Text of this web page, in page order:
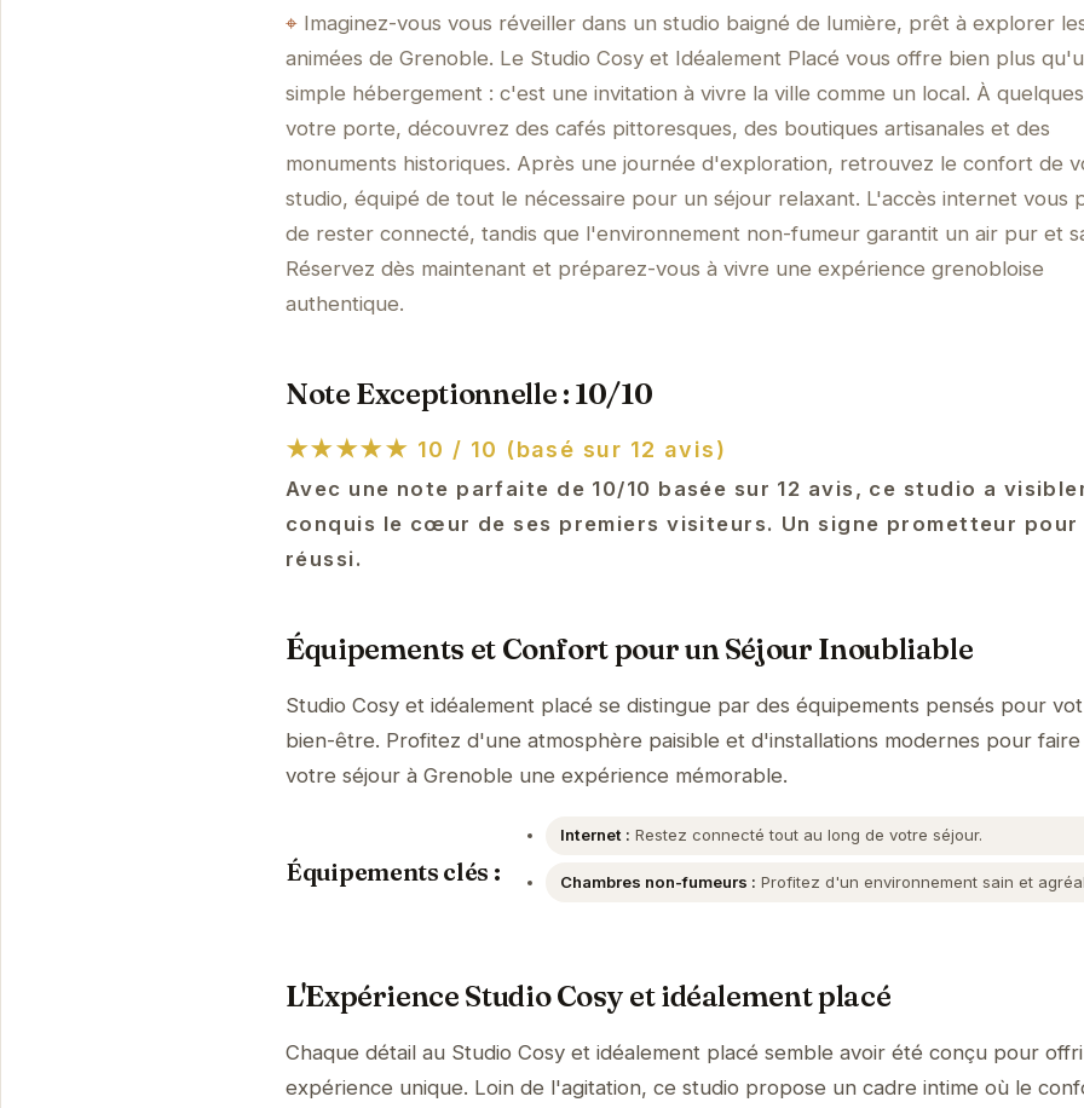
Imaginez-vous vous réveiller dans un studio baigné de lumière, prêt à explorer
animées de Grenoble. Le Studio Cosy et Idéalement Placé vous offre bien plus
simple hébergement : c'est une invitation à vivre la ville comme un local. À
votre porte, découvrez des cafés pittoresques, des boutiques artisanales et des
monuments historiques. Après une journée d'exploration, retrouvez le confort de
studio, équipé de tout le nécessaire pour un séjour relaxant. L'accès internet vous
de rester connecté, tandis que l'environnement non-fumeur garantit un air pur et
Réservez dès maintenant et préparez-vous à vivre une expérience grenobloise
authentique.
Note Exceptionnelle : 10/10
★★★★★ 10 / 10 (basé sur 12 avis)
Avec une note parfaite de 10/10 basée sur 12 avis, ce studio a
conquis le cœur de ses premiers visiteurs. Un signe prometteur pour
réussi.
Équipements et Confort pour un Séjour Inoubliable
Studio Cosy et idéalement placé se distingue par des équipements pensés pour
bien-être. Profitez d'une atmosphère paisible et d'installations modernes pour
votre séjour à Grenoble une expérience mémorable.
Équipements clés :
Internet : Restez connecté tout au long de votre séjour.
Chambres non-fumeurs : Profitez d'un environnement sain et
L'Expérience Studio Cosy et idéalement placé
Chaque détail au Studio Cosy et idéalement placé semble avoir été conçu pour
expérience unique. Loin de l'agitation, ce studio propose un cadre intime où le